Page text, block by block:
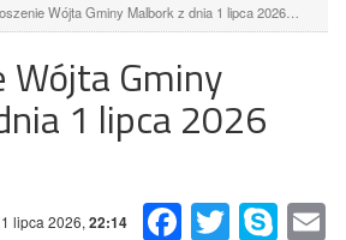
Wójta Gminy Malbork z dnia 1 lipca 2026…
Wójta Gminy
1 lipca 2026
FacebookTwitter Skype
1 lipca 2026, 22:14